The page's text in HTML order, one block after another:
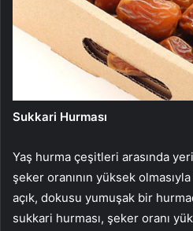
Sukkari Hurması
Yaş hurma çeşitleri arasında
şeker oranının yüksek
açık, dokusu yumuşak bir
sukkari hurması, şeker oranı